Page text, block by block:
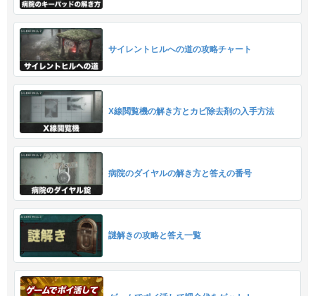
サイレントヒルへの道の攻略チャート
X線閲覧機の解き方とカビ除去剤の入手方法
病院のダイヤルの解き方と答えの番号
謎解きの攻略と答え一覧